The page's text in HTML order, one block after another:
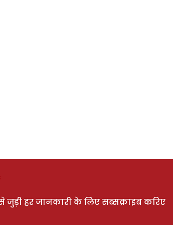
जुड़ी हर जानकारी के लिए सब्सक्राइब करिए